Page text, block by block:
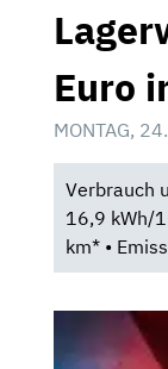
Euro
MONTAG,
Verbrauch
16,9 kWh/
km* •